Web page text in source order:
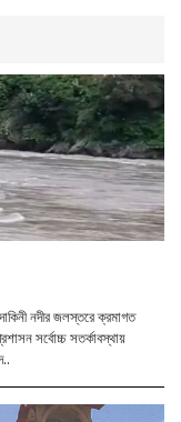
নদীর জলস্তরে ক্রমাগত
সর্বোচ্চ সতর্কাবস্থায়